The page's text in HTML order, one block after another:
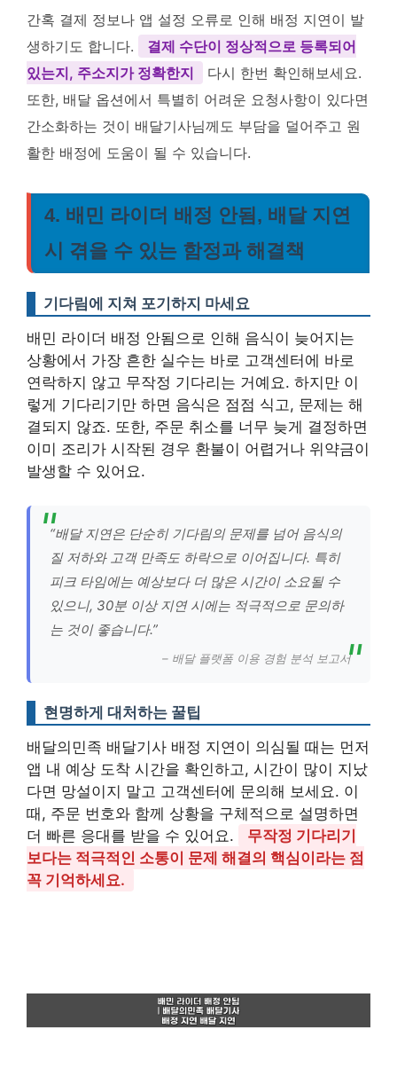
간혹 결제 정보나 앱 설정 오류로 인해 배정 지연이 발
생하기도 합니다.
결제 수단이 정상적으로 등록되어
있는지, 주소지가 정확한지
다시 한번 확인해보세요.
또한, 배달 옵션에서 특별히 어려운 요청사항이 있다면
간소화하는 것이 배달기사님께도 부담을 덜어주고 원
활한 배정에 도움이 될 수 있습니다.
4. 배민 라이더 배정 안됨, 배달 지연
시 겪을 수 있는 함정과 해결책
기다림에 지쳐 포기하지 마세요
배민 라이더 배정 안됨으로 인해 음식이 늦어지는
상황에서 가장 흔한 실수는 바로 고객센터에 바로
연락하지 않고 무작정 기다리는 거예요. 하지만 이
렇게 기다리기만 하면 음식은 점점 식고, 문제는 해
결되지 않죠. 또한, 주문 취소를 너무 늦게 결정하면
이미 조리가 시작된 경우 환불이 어렵거나 위약금이
발생할 수 있어요.
“배달 지연은 단순히 기다림의 문제를 넘어 음식의
질 저하와 고객 만족도 하락으로 이어집니다. 특히
피크 타임에는 예상보다 더 많은 시간이 소요될 수
있으니, 30분 이상 지연 시에는 적극적으로 문의하
는 것이 좋습니다.”
– 배달 플랫폼 이용 경험 분석 보고서
현명하게 대처하는 꿀팁
배달의민족 배달기사 배정 지연이 의심될 때는 먼저
앱 내 예상 도착 시간을 확인하고, 시간이 많이 지났
다면 망설이지 말고 고객센터에 문의해 보세요. 이
때, 주문 번호와 함께 상황을 구체적으로 설명하면
더 빠른 응대를 받을 수 있어요.
무작정 기다리기
보다는 적극적인 소통이 문제 해결의 핵심이라는 점
꼭 기억하세요.